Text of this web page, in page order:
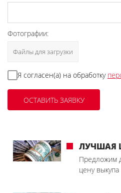
Фотографии:
Файлы для загрузки
Я согласен(а) на обработку
ЛУЧШАЯ
Предложим
цену выкупа